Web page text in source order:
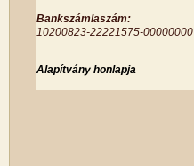
Bankszámlaszám:
10200823-22221575-00000000
Alapítvány honlapja